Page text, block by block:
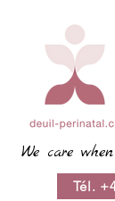
We care
Tél.